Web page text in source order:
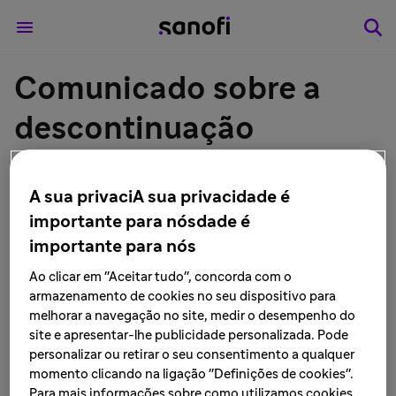
Comunicado sobre a
descontinuação
do medicamento
dipropionato de
betametasona + sulfato
de gentamicina 0,5
mg/g + 1,0 mg/g pomada
A sua privaciA sua privacidade é
importante para nósdade é
importante para nós
Ao clicar em "Aceitar tudo", concorda com o
armazenamento de cookies no seu dispositivo para
melhorar a navegação no site, medir o desempenho do
site e apresentar-lhe publicidade personalizada. Pode
personalizar ou retirar o seu consentimento a qualquer
momento clicando na ligação "Definições de cookies".